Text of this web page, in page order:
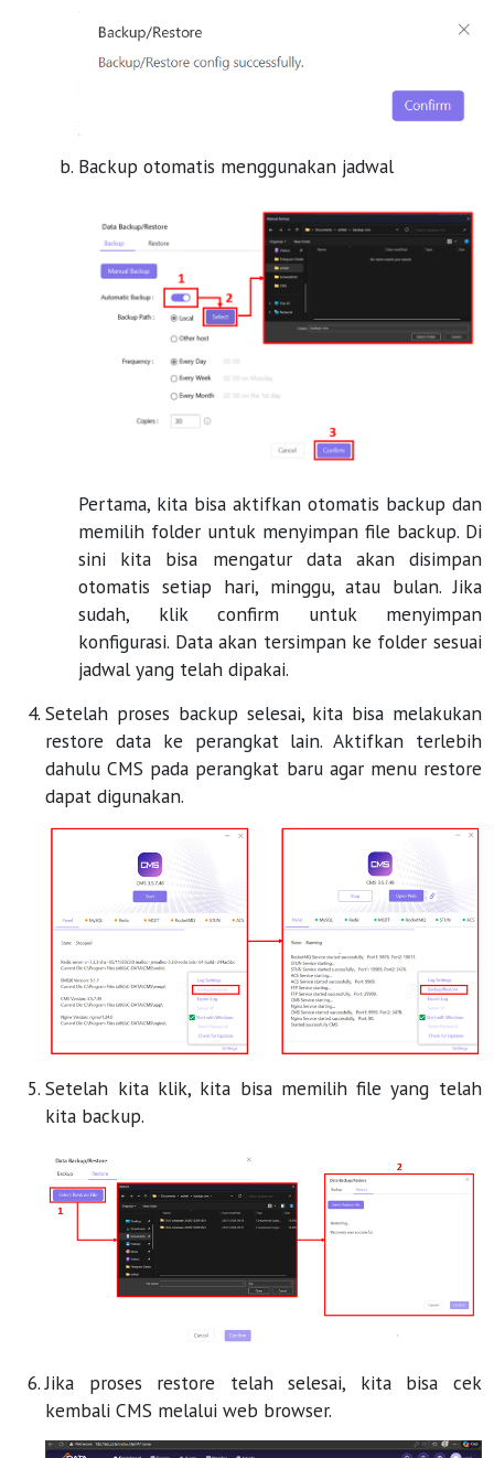
Backup otomatis menggunakan jadwal
Pertama, kita bisa aktifkan otomatis backup dan
memilih folder untuk menyimpan file backup. Di
sini kita bisa mengatur data akan disimpan
otomatis setiap hari, minggu, atau bulan. Jika
sudah, klik confirm untuk menyimpan
konfigurasi. Data akan tersimpan ke folder sesuai
jadwal yang telah dipakai.
Setelah proses backup selesai, kita bisa melakukan
restore data ke perangkat lain. Aktifkan terlebih
dahulu CMS pada perangkat baru agar menu restore
dapat digunakan.
Setelah kita klik, kita bisa memilih file yang telah
kita backup.
Jika proses restore telah selesai, kita bisa cek
kembali CMS melalui web browser.